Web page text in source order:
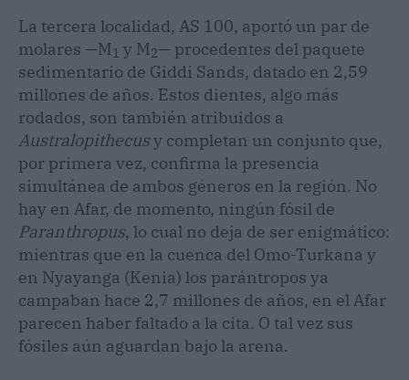
La tercera localidad, AS 100, aportó un par de
molares —M1 y M2— procedentes del paquete
sedimentario de Giddi Sands, datado en 2,59
millones de años. Estos dientes, algo más
rodados, son también atribuidos a
Australopithecusy completan un conjunto que,
por primera vez, confirma la presencia
simultánea de ambos géneros en la región. No
hay en Afar, de momento, ningún fósil de
Paranthropus, lo cual no deja de ser enigmático:
mientras que en la cuenca del Omo-Turkana y
en Nyayanga (Kenia) los parántropos ya
campaban hace 2,7 millones de años, en el Afar
parecen haber faltado a la cita. O tal vez sus
fósiles aún aguardan bajo la arena.